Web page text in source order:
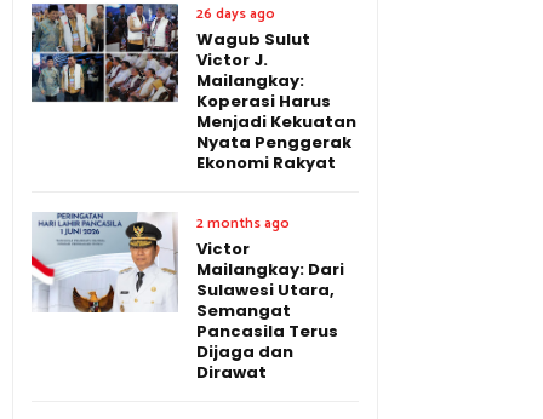
26 days ago
Wagub Sulut
Victor J.
Mailangkay:
Koperasi Harus
Menjadi Kekuatan
Nyata Penggerak
Ekonomi Rakyat
2 months ago
Victor
Mailangkay: Dari
Sulawesi Utara,
Semangat
Pancasila Terus
Dijaga dan
Dirawat